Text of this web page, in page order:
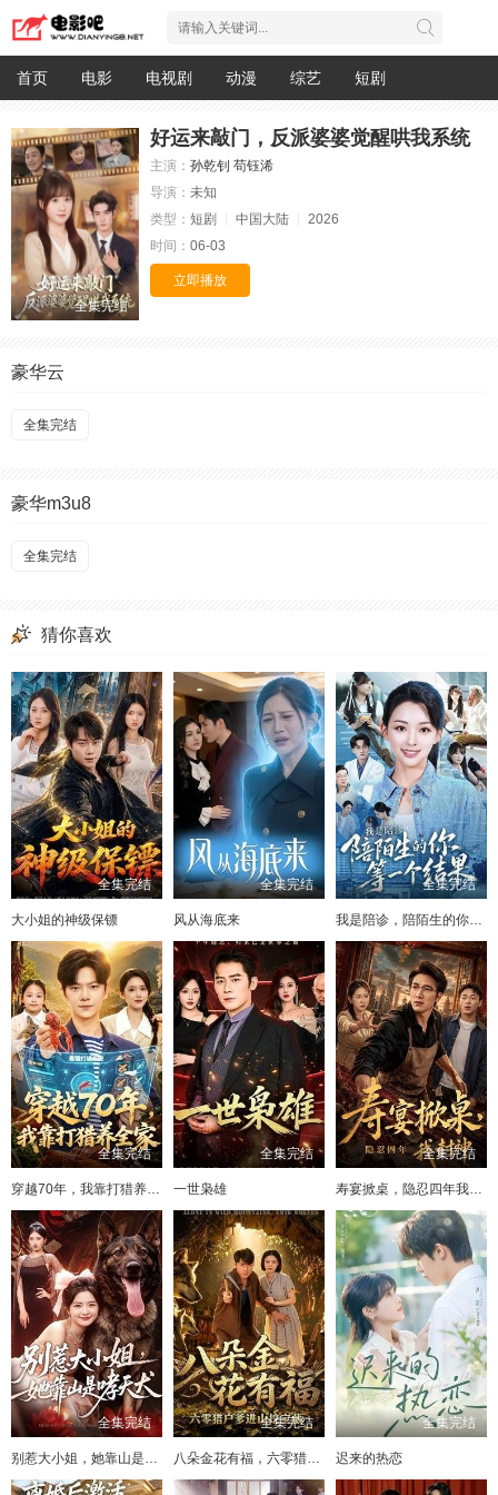
首页 电影 电视剧 动漫 综艺 短剧
全集完结
好运来敲门，反派婆婆觉醒哄我系统
主演： 孙乾钊 苟钰浠
导演： 未知
类型： 短剧 中国大陆
2026
时间： 06-03
立即播放
豪华云
全集完结
豪华m3u8
全集完结
猜你喜欢
全集完结
大小姐的神级保镖
全集完结
风从海底来
全集完结
我是陪诊，陪陌生的你等一个结果
全集完结
穿越70年，我靠打猎养全家
全集完结
一世枭雄
全集完结
寿宴掀桌，隐忍四年我封神
全集完结
别惹大小姐，她靠山是哮天犬
全集完结
八朵金花有福，六零猎户爹进山挖宝藏
全集完结
迟来的热恋